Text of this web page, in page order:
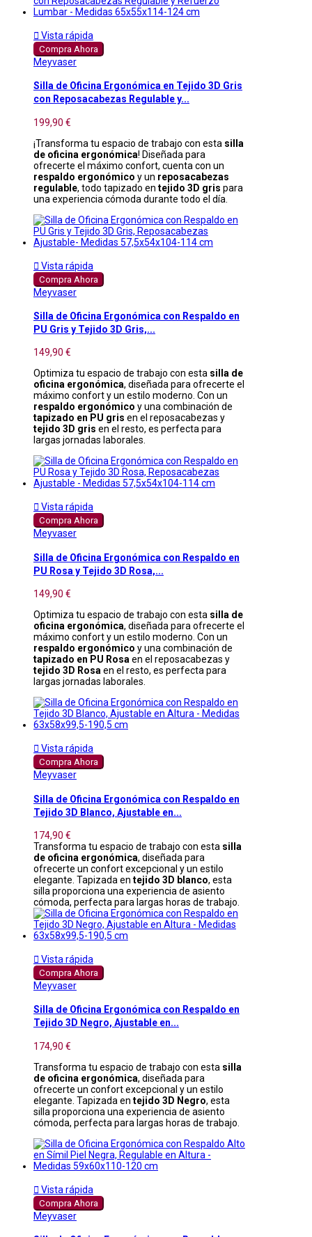
 Vista rápida
Compra Ahora
Meyvaser
Silla de Oficina Ergonómica en Tejido 3D Gris
con Reposacabezas Regulable y...
199,90 €
¡Transforma tu espacio de trabajo con esta silla
de oficina ergonómica! Diseñada para
ofrecerte el máximo confort, cuenta con un
respaldo ergonómico y un reposacabezas
regulable, todo tapizado en tejido 3D gris para
una experiencia cómoda durante todo el día.
 Vista rápida
Compra Ahora
Meyvaser
Silla de Oficina Ergonómica con Respaldo en
PU Gris y Tejido 3D Gris,...
149,90 €
Optimiza tu espacio de trabajo con esta silla de
oficina ergonómica, diseñada para ofrecerte el
máximo confort y un estilo moderno. Con un
respaldo ergonómico y una combinación de
tapizado en PU gris en el reposacabezas y
tejido 3D gris en el resto, es perfecta para
largas jornadas laborales.
 Vista rápida
Compra Ahora
Meyvaser
Silla de Oficina Ergonómica con Respaldo en
PU Rosa y Tejido 3D Rosa,...
149,90 €
Optimiza tu espacio de trabajo con esta silla de
oficina ergonómica, diseñada para ofrecerte el
máximo confort y un estilo moderno. Con un
respaldo ergonómico y una combinación de
tapizado en PU Rosa en el reposacabezas y
tejido 3D Rosa en el resto, es perfecta para
largas jornadas laborales.
 Vista rápida
Compra Ahora
Meyvaser
Silla de Oficina Ergonómica con Respaldo en
Tejido 3D Blanco, Ajustable en...
174,90 €
Transforma tu espacio de trabajo con esta silla
de oficina ergonómica, diseñada para
ofrecerte un confort excepcional y un estilo
elegante. Tapizada en tejido 3D blanco, esta
silla proporciona una experiencia de asiento
cómoda, perfecta para largas horas de trabajo.
 Vista rápida
Compra Ahora
Meyvaser
Silla de Oficina Ergonómica con Respaldo en
Tejido 3D Negro, Ajustable en...
174,90 €
Transforma tu espacio de trabajo con esta silla
de oficina ergonómica, diseñada para
ofrecerte un confort excepcional y un estilo
elegante. Tapizada en tejido 3D Negro, esta
silla proporciona una experiencia de asiento
cómoda, perfecta para largas horas de trabajo.
 Vista rápida
Compra Ahora
Meyvaser